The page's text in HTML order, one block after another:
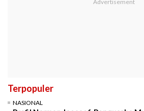
Terpopuler
NASIONAL